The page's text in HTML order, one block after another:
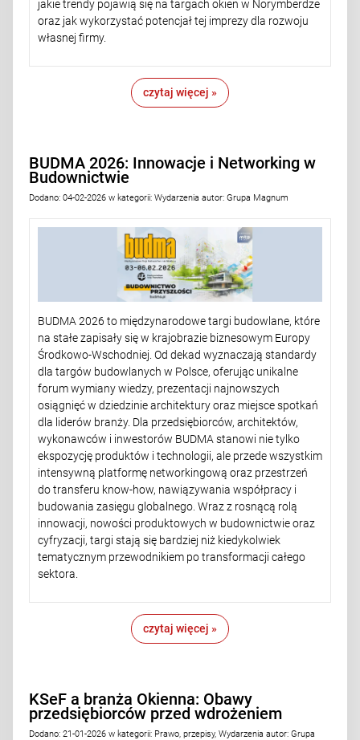
jakie trendy pojawią się na targach okien w Norymberdze
oraz jak wykorzystać potencjał tej imprezy dla rozwoju
własnej firmy.
czytaj więcej »
BUDMA 2026: Innowacje i Networking w
Budownictwie
Dodano: 04-02-2026 w kategorii: Wydarzenia autor: Grupa Magnum
BUDMA 2026 to międzynarodowe targi budowlane, które
na stałe zapisały się w krajobrazie biznesowym Europy
Środkowo-Wschodniej. Od dekad wyznaczają standardy
dla targów budowlanych w Polsce, oferując unikalne
forum wymiany wiedzy, prezentacji najnowszych
osiągnięć w dziedzinie architektury oraz miejsce spotkań
dla liderów branży. Dla przedsiębiorców, architektów,
wykonawców i inwestorów BUDMA stanowi nie tylko
ekspozycję produktów i technologii, ale przede wszystkim
intensywną platformę networkingową oraz przestrzeń
do transferu know-how, nawiązywania współpracy i
budowania zasięgu globalnego. Wraz z rosnącą rolą
innowacji, nowości produktowych w budownictwie oraz
cyfryzacji, targi stają się bardziej niż kiedykolwiek
tematycznym przewodnikiem po transformacji całego
sektora.
czytaj więcej »
KSeF a branża Okienna: Obawy
przedsiębiorców przed wdrożeniem
Dodano: 21-01-2026 w kategorii: Prawo, przepisy, Wydarzenia autor: Grupa